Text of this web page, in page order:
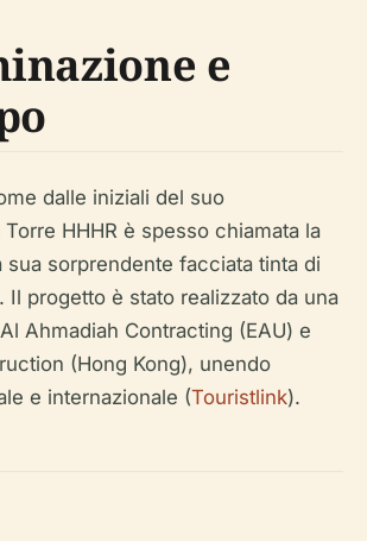
e
dalle iniziali del suo
HHHR è spesso chiamata la
sua sorprendente facciata tinta di
Il progetto è stato realizzato da una
Ahmadiah Contracting (EAU) e
(Hong Kong), unendo
e internazionale (Touristlink).